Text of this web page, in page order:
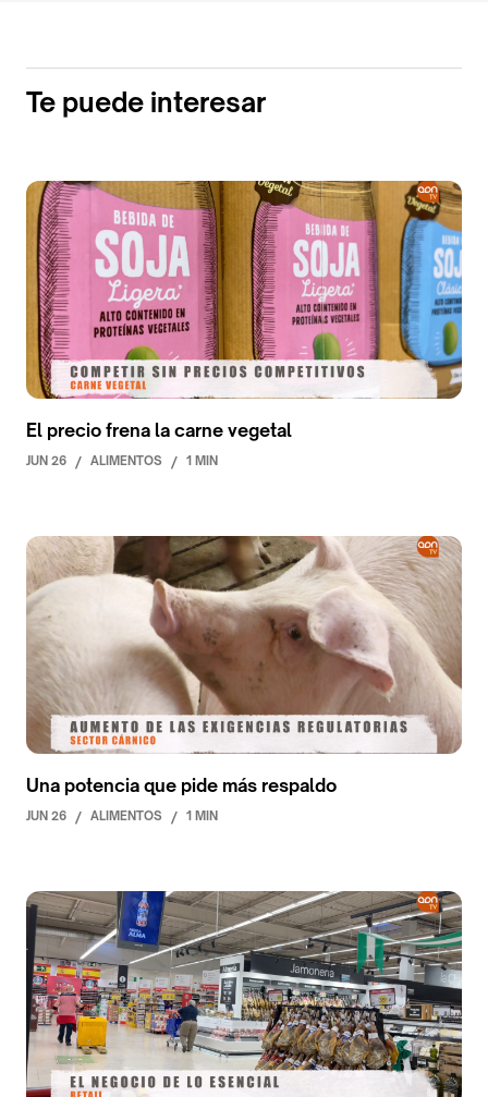
Te puede interesar
El precio frena la carne vegetal
JUN 26 / ALIMENTOS / 1 MIN
Una potencia que pide más respaldo
JUN 26 / ALIMENTOS / 1 MIN